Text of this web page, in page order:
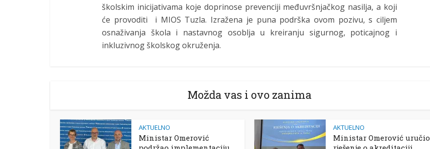
školskim inicijativama koje doprinose prevenciji međuvršnjačkog nasilja, a koji
će provoditi i MIOS Tuzla. Izražena je puna podrška ovom pozivu, s ciljem
osnaživanja škola i nastavnog osoblja u kreiranju sigurnog, poticajnog i
inkluzivnog školskog okruženja.
Možda vas i ovo zanima
AKTUELNO
Ministar Omerović
AKTUELNO
Ministar Omerović uručio